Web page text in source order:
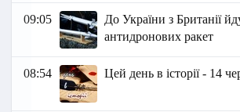
09:05
До України з Британії
антидронових ракет
08:54 Цей день в історії - 14